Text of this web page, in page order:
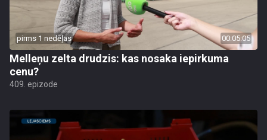
pirms 1 nedēļas 00:05:05
Melleņu zelta drudzis: kas nosaka iepirkuma
cenu?
409. epizode